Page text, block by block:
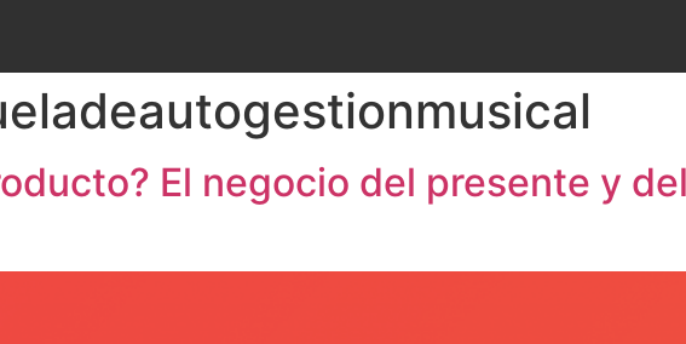
El negocio del presente y